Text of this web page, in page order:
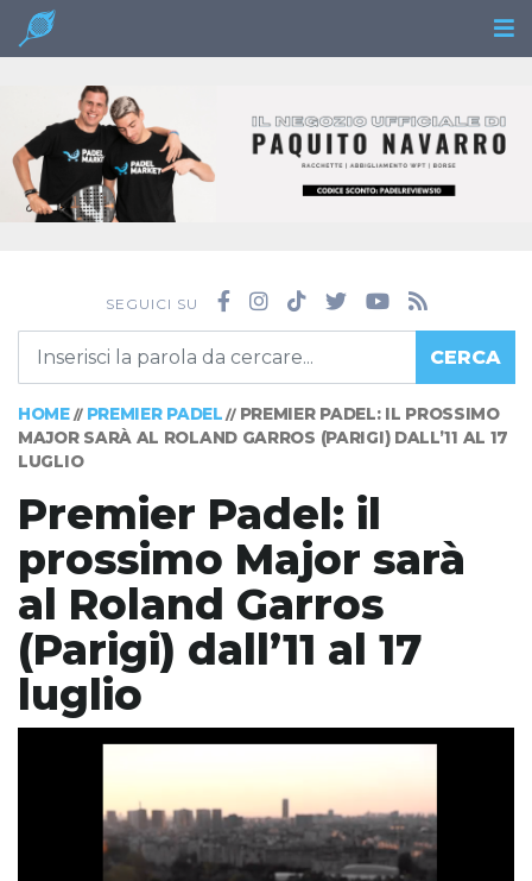
SEGUICI SU
CERCA
HOME// PREMIER PADEL // PREMIER PADEL: IL PROSSIMO
MAJOR SARÀ AL ROLAND GARROS (PARIGI) DALL’11 AL 17
LUGLIO
Premier Padel: il
prossimo Major sarà
al Roland Garros
(Parigi) dall’11 al 17
luglio